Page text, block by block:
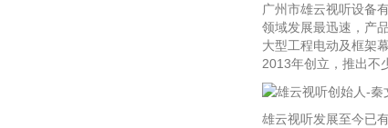
广州市雄云视听设备
领域发展最迅速，产
大型工程电动及框架
2013年创立，推出不
雄云视听发展至今已